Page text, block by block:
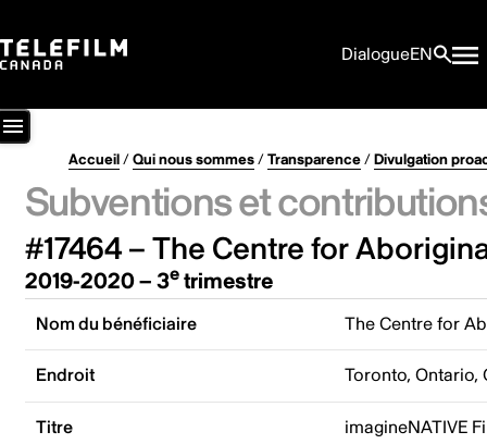
DialogueEN
Accueil/Qui nous sommes/Transparence/Divulgation
Subventions et
#17464 – The Centre for
2019-2020 – 3etrimestre
Nom du bénéficiaire The Centre for
Endroit Toronto, Ontario,
Titre imagineNATIVE